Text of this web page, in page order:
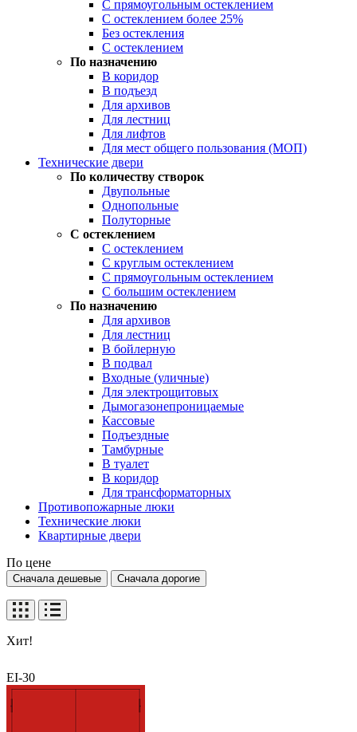
С прямоугольным остеклением
С остеклением более 25%
Без остекления
С остеклением
По назначению
В коридор
В подъезд
Для архивов
Для лестниц
Для лифтов
Для мест общего пользования (МОП)
Технические двери
По количеству створок
Двупольные
Однопольные
Полуторные
С остеклением
С остеклением
С круглым остеклением
С прямоугольным остеклением
С большим остеклением
По назначению
Для архивов
Для лестниц
В бойлерную
В подвал
Входные (уличные)
Для электрощитовых
Дымогазонепроницаемые
Кассовые
Подъездные
Тамбурные
В туалет
В коридор
Для трансформаторных
Противопожарные люки
Технические люки
Квартирные двери
По цене
Сначала дешевые Сначала дорогие
Хит!
EI-30